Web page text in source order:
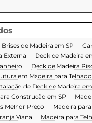
Brises de Madeira em SP
Externa Deck de Madeira
Deck de Madeira
em Madeira para Telhado
de Deck de Madeira em
Construção em SP
Melhor Preço Madeira
Viana Madeira para